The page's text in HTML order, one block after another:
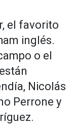
el favorito
inglés.
o el
Nicolás
Perrone y